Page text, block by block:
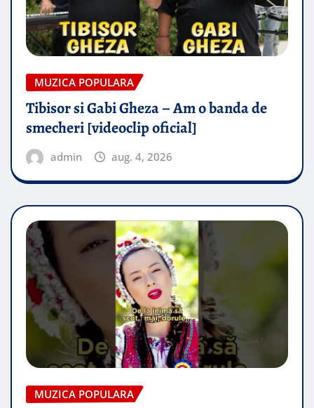
MUZICA POPULARA
Tibisor si Gabi Gheza – Am o banda de
smecheri [videoclip oficial]
admin aug. 4, 2026
MUZICA POPULARA